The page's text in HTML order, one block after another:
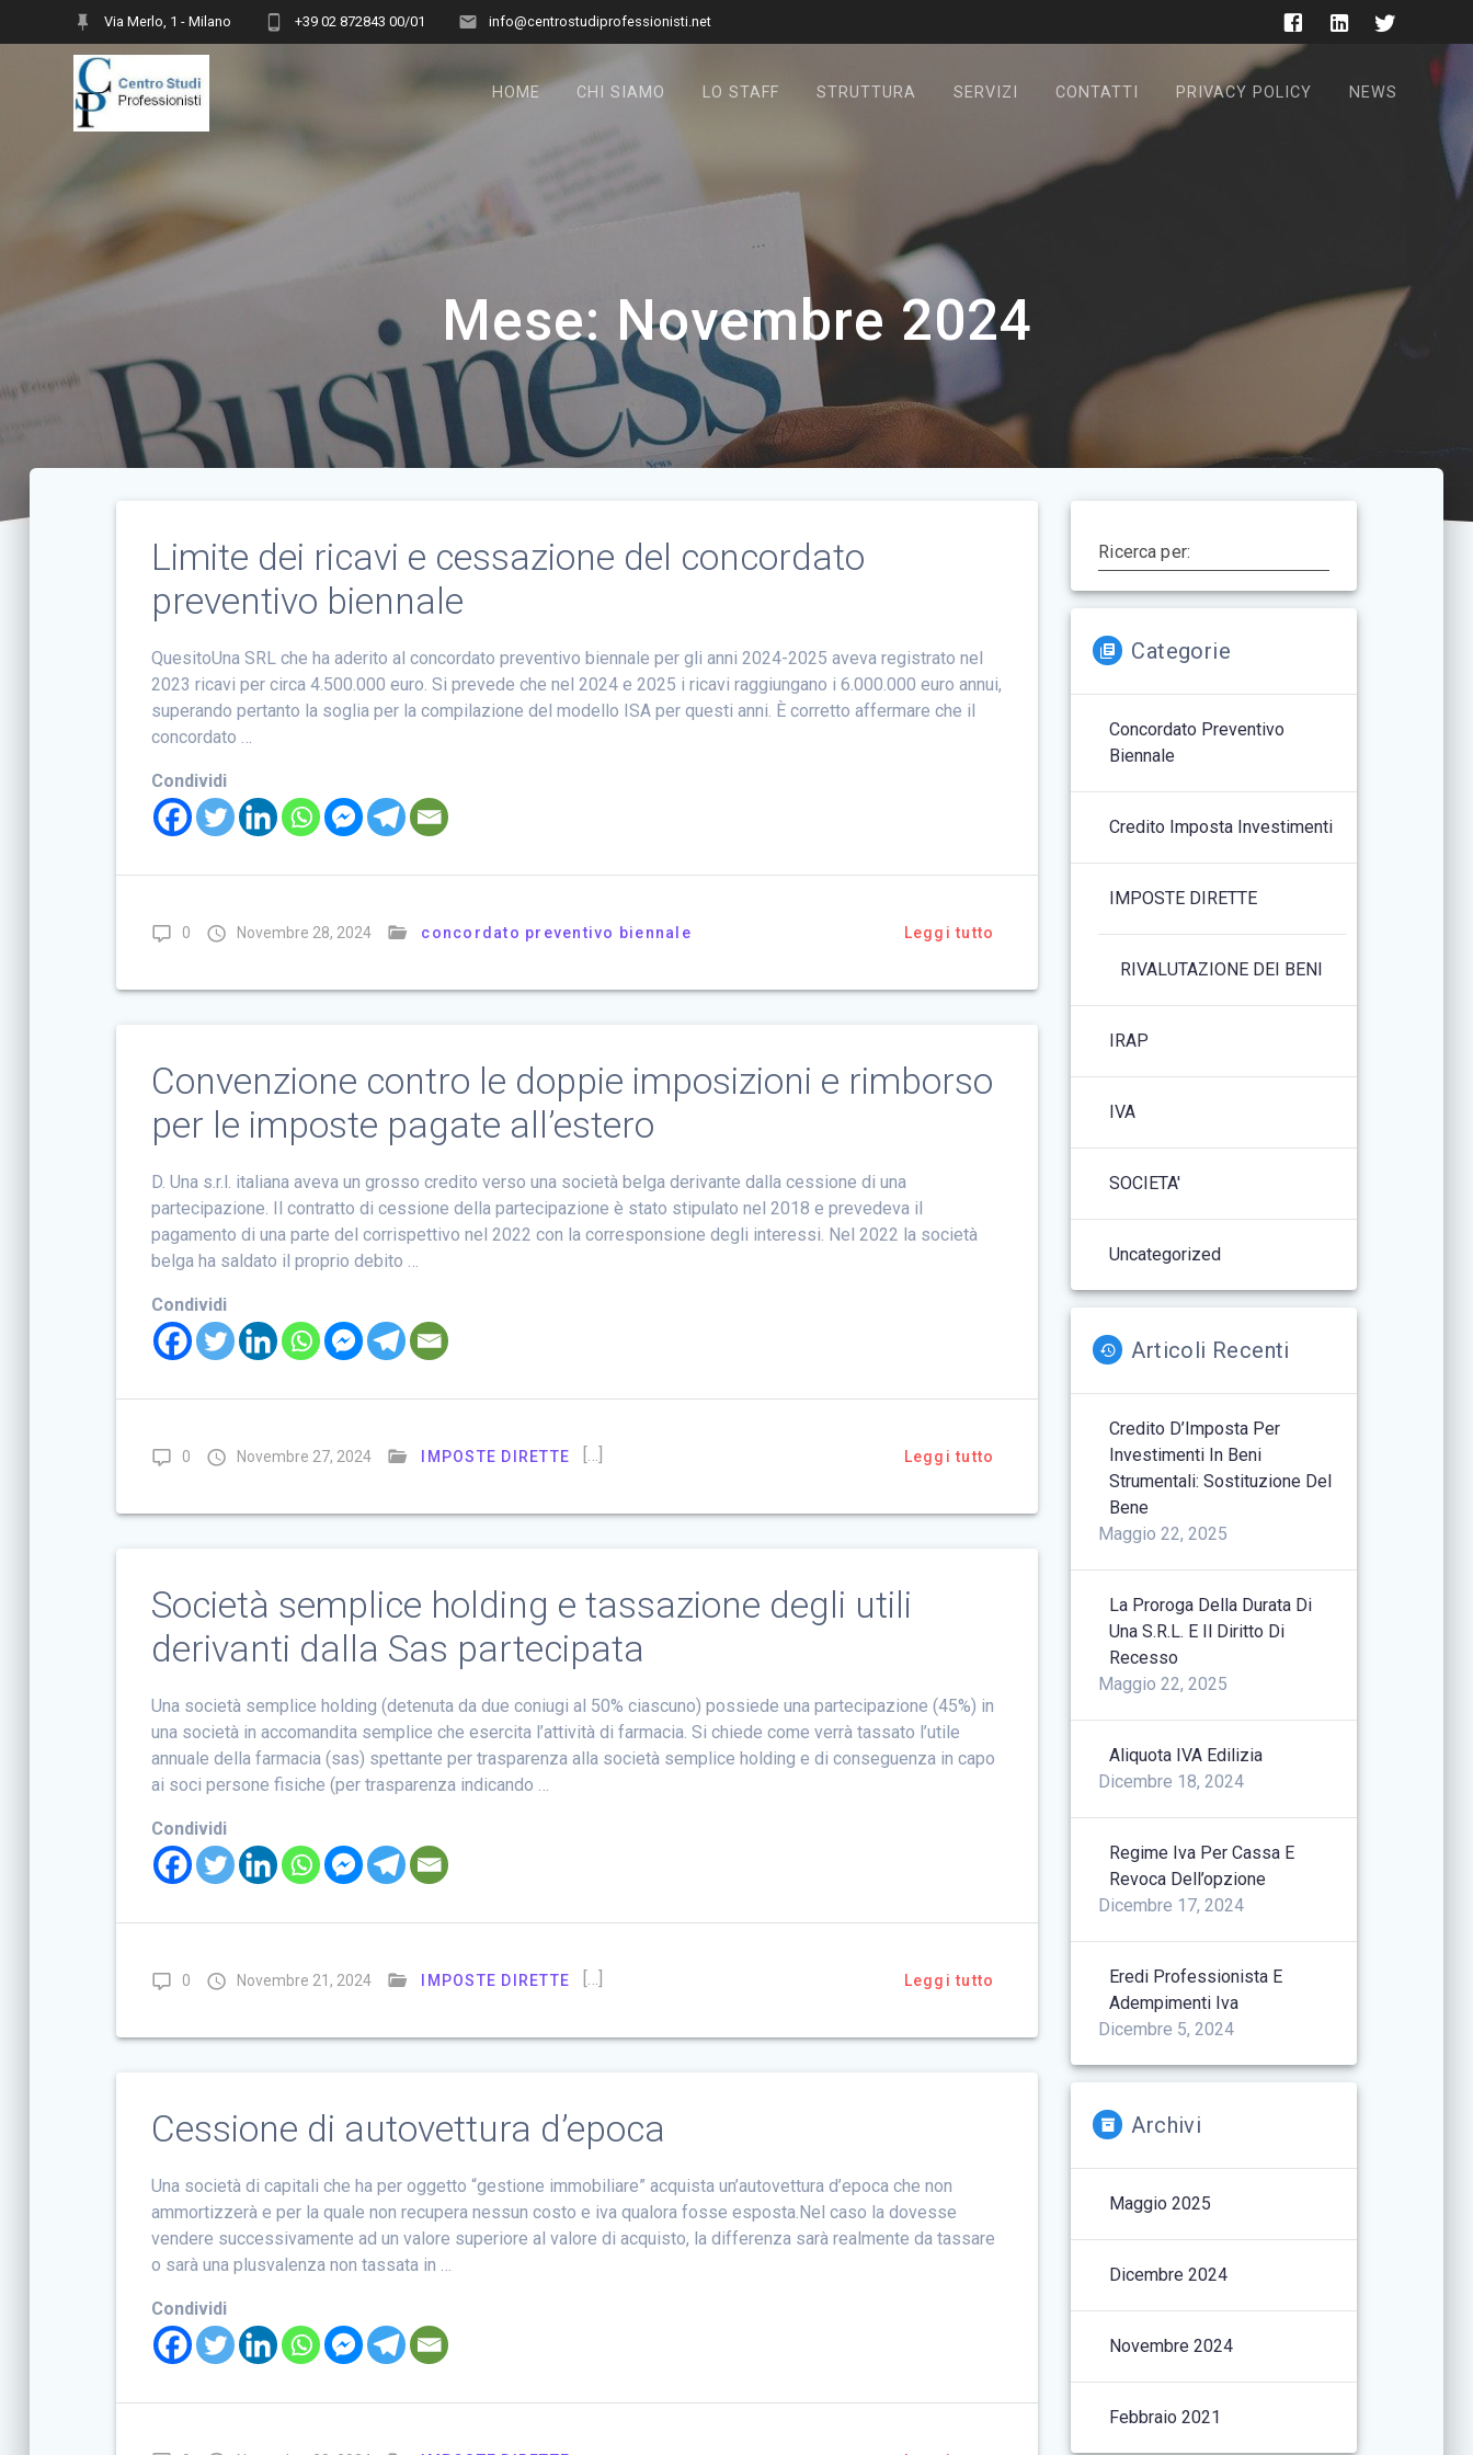
Via Merlo, 1 - Milano +39 02 872843 00/01 info@centrostudiprofessionisti.net
HOME CHI SIAMO LO STAFF STRUTTURA SERVIZI CONTATTI PRIVACY POLICY NEWS
Mese: Novembre 2024
Limite dei ricavi e cessazione del concordato
preventivo biennale
QuesitoUna SRL che ha aderito al concordato preventivo biennale per gli anni 2024-2025 aveva registrato nel
2023 ricavi per circa 4.500.000 euro. Si prevede che nel 2024 e 2025 i ricavi raggiungano i 6.000.000 euro annui,
superando pertanto la soglia per la compilazione del modello ISA per questi anni. È corretto affermare che il
concordato …
Condividi
0 Novembre 28, 2024 concordato preventivo biennale Leggi tutto
Convenzione contro le doppie imposizioni e rimborso
per le imposte pagate all’estero
D. Una s.r.l. italiana aveva un grosso credito verso una società belga derivante dalla cessione di una
partecipazione. Il contratto di cessione della partecipazione è stato stipulato nel 2018 e prevedeva il
pagamento di una parte del corrispettivo nel 2022 con la corresponsione degli interessi. Nel 2022 la società
belga ha saldato il proprio debito …
Condividi
0 Novembre 27, 2024 IMPOSTE DIRETTE […] Leggi tutto
Società semplice holding e tassazione degli utili
derivanti dalla Sas partecipata
Una società semplice holding (detenuta da due coniugi al 50% ciascuno) possiede una partecipazione (45%) in
una società in accomandita semplice che esercita l’attività di farmacia. Si chiede come verrà tassato l’utile
annuale della farmacia (sas) spettante per trasparenza alla società semplice holding e di conseguenza in capo
ai soci persone fisiche (per trasparenza indicando …
Condividi
0 Novembre 21, 2024 IMPOSTE DIRETTE […] Leggi tutto
Cessione di autovettura d’epoca
Una società di capitali che ha per oggetto “gestione immobiliare” acquista un’autovettura d’epoca che non
ammortizzerà e per la quale non recupera nessun costo e iva qualora fosse esposta.Nel caso la dovesse
vendere successivamente ad un valore superiore al valore di acquisto, la differenza sarà realmente da tassare
o sarà una plusvalenza non tassata in …
Condividi
Ricerca per:
Categorie
Concordato Preventivo
Biennale
Credito Imposta Investimenti
IMPOSTE DIRETTE
RIVALUTAZIONE DEI BENI
IRAP
IVA
SOCIETA'
Uncategorized
Articoli Recenti
Credito D’Imposta Per
Investimenti In Beni
Strumentali: Sostituzione Del
Bene
Maggio 22, 2025
La Proroga Della Durata Di
Una S.r.l. E Il Diritto Di
Recesso
Maggio 22, 2025
Aliquota IVA Edilizia
Dicembre 18, 2024
Regime Iva Per Cassa E
Revoca Dell’opzione
Dicembre 17, 2024
Eredi Professionista E
Adempimenti Iva
Dicembre 5, 2024
Archivi
Maggio 2025
Dicembre 2024
Novembre 2024
Febbraio 2021